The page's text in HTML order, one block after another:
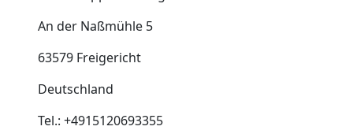
An der Naßmühle 5
63579 Freigericht
Deutschland
Tel.: +4915120693355